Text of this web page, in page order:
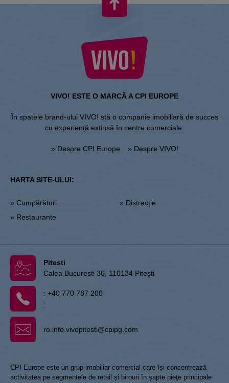
VIVO! ESTE O MARCĂ A CPI EUROPE
În spatele brand-ului VIVO! stă o companie imobiliară de succes
cu experiență extinsă în centre comerciale.
» Despre CPI Europe » Despre VIVO!
HARTA SITE-ULUI:
» Cumpărături
» Restaurante
» Distracție
Pitesti
Calea Bucuresti 36, 110134 Piteşti
: +40 770 787 200
:
ro.info.vivopitesti@cpipg.com
CPI Europe este un grup imobiliar comercial care își concentrează
activitatea pe segmentele de retail și birouri în șapte pieţe principale